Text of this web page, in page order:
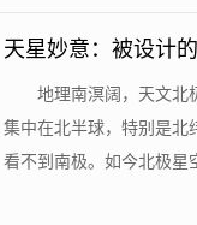
天星妙意：被设计
地理南溟阔，天文北
集中在北半球，特别是北
看不到南极。如今北极星